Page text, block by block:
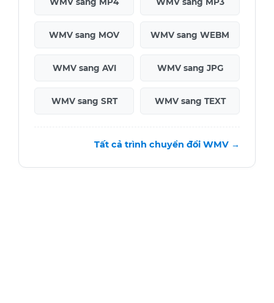
WMV sang MOV WMV sang WEBM
WMV sang AVI WMV sang JPG
WMV sang SRT WMV sang TEXT
Tất cả trình chuyển đổi WMV →